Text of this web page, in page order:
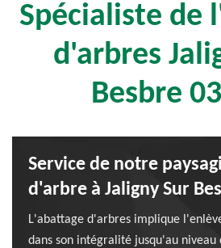
Spécialiste de
d'arbres
Besbre
Service de notre
d'arbre à Jaligny Sur
L'abattage d'arbres implique
dans son intégralité jusqu'au niveau